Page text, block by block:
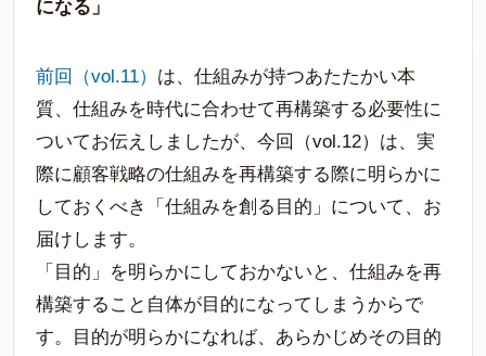
になる」
前回（vol.11） は、仕組みが持つあたたかい本
質、仕組みを時代に合わせて再構築する必要性に
ついてお伝えしましたが、今回（vol.12）は、実
際に顧客戦略の仕組みを再構築する際に明らかに
しておくべき「仕組みを創る目的」について、お
届けします。
「目的」を明らかにしておかないと、仕組みを再
構築すること自体が目的になってしまうからで
す。目的が明らかになれば、あらかじめその目的